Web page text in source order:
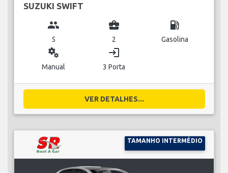
SUZUKI SWIFT
group
5
business_center
2
local_gas_station
Gasolina
miscellaneous_services
Manual
login
3 Porta
VER DETALHES...
TAMANHO INTERMÉDIO